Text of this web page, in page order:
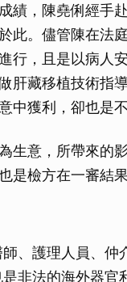
績，陳堯俐經手
此。儘管陳在法
行，且是以病人
肝藏移植技術指
中獲利，卻也是不
生意，所帶來的
是檢方在一審結
、護理人員、仲
非法的海外器官